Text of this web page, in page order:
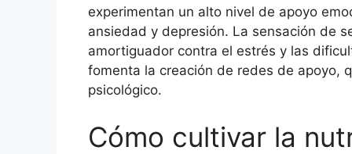
experimentan un alto nivel de apoyo
ansiedad y depresión. La sensación de
amortiguador contra el estrés y las
fomenta la creación de redes de apoyo,
psicológico.
Cómo cultivar la